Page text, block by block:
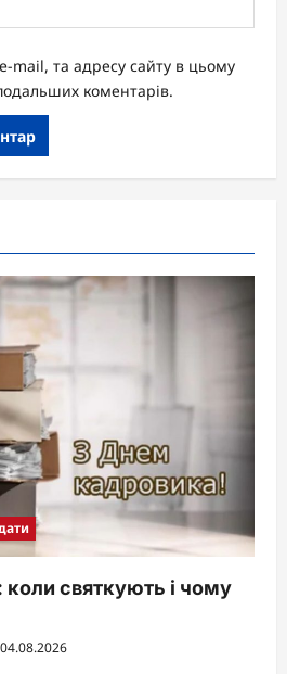
mail, та адресу сайту в цьому
коментарів.
святкують і чому
04.08.2026